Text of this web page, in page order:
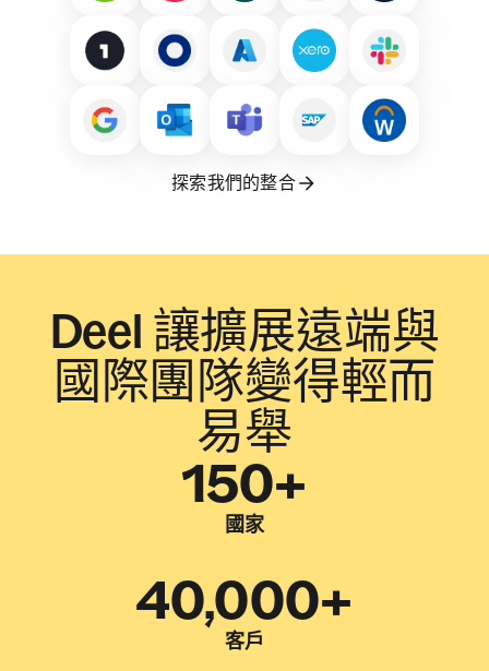
探索我們的整合
Deel 讓擴展遠端與
國際團隊變得輕而
易舉
150+
國家
40,000+
客戶